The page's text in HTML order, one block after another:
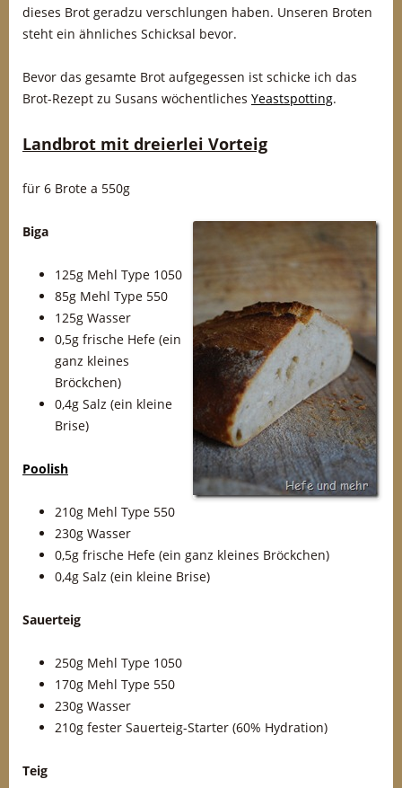
dieses Brot geradzu verschlungen haben. Unseren Broten
steht ein ähnliches Schicksal bevor.
Bevor das gesamte Brot aufgegessen ist schicke ich das
Brot-Rezept zu Susans wöchentliches Yeastspotting.
Landbrot mit dreierlei Vorteig
für 6 Brote a 550g
Biga
125g Mehl Type 1050
85g Mehl Type 550
125g Wasser
0,5g frische Hefe (ein
ganz kleines
Bröckchen)
0,4g Salz (ein kleine
Brise)
Poolish
210g Mehl Type 550
230g Wasser
0,5g frische Hefe (ein ganz kleines Bröckchen)
0,4g Salz (ein kleine Brise)
Sauerteig
250g Mehl Type 1050
170g Mehl Type 550
230g Wasser
210g fester Sauerteig-Starter (60% Hydration)
Teig